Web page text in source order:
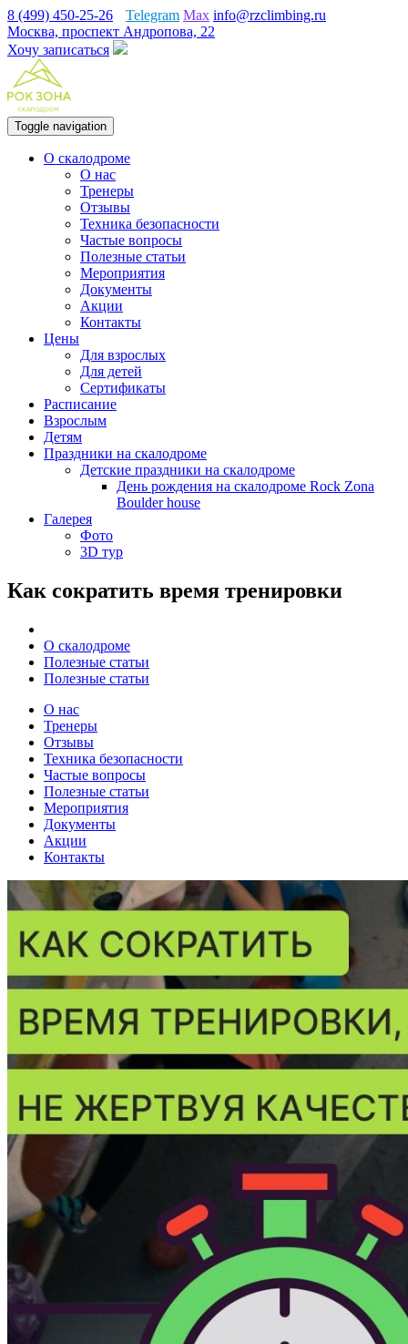
8 (499) 450-25-26 Telegram Max info@rzclimbing.ru
Москва, проспект Андропова, 22
Хочу записаться
Toggle navigation
О скалодроме
О нас
Тренеры
Отзывы
Техника безопасности
Частые вопросы
Полезные статьи
Мероприятия
Документы
Акции
Контакты
Цены
Для взрослых
Для детей
Сертификаты
Расписание
Взрослым
Детям
Праздники на скалодроме
Детские праздники на скалодроме
День рождения на скалодроме Rock Zona
Boulder house
Галерея
Фото
3D тур
Как сократить время тренировки
О скалодроме
Полезные статьи
Полезные статьи
О нас
Тренеры
Отзывы
Техника безопасности
Частые вопросы
Полезные статьи
Мероприятия
Документы
Акции
Контакты